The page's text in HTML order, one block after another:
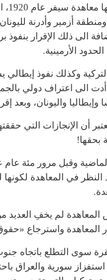
ومنطقة أزمير وأدرنة
الى ذلك الإقرار
الأرمينية.
وكذلك نفوذ
الى اعتراف دولي
وإيطاليا واليونان، وبعد
أن الإنجازات التي
بحقها!
وقبل مرور مئة
النظر في المعاهدة
لم يخفِ العديد من
المعاهدة واسترجاع
سوى التطلع باتجاه
استفزاز سورية والعراق